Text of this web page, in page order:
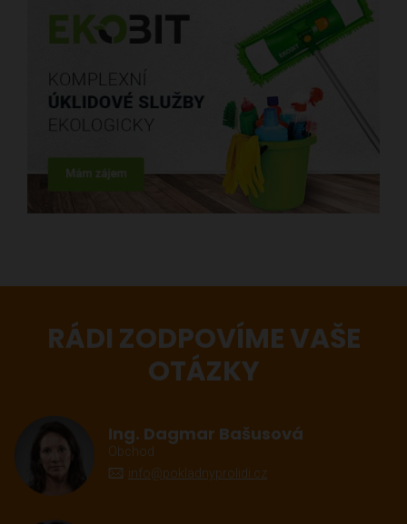
RÁDI ZODPOVÍME VAŠE
OTÁZKY
Ing. Dagmar Bašusová
Obchod
info@pokladnyprolidi.cz